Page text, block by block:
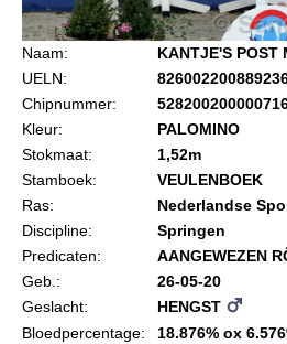
Import registratie
Veulenregistratie
Informatie overschrijven paspoort
Formulier overschrijven op naam
Animal Health Regulation
Gids voor Goede Praktijken
Naam:
KANTJE'S POST
UELN:
Chipnummer:
Kleur:
PALOMINO
Stokmaat:
1,52m
Stamboek:
VEULENBOEK
Ras:
Nederlandse
Discipline:
Springen
Predicaten:
AANGEWEZEN
Geb.:
26-05-20
Geslacht:
HENGST
Bloedpercentage:
18.876% ox